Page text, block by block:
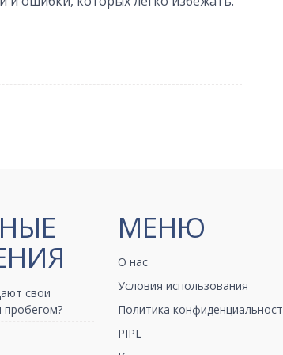
свои
МЕНЮ
О нас
Условия использования
Политика
PIPL